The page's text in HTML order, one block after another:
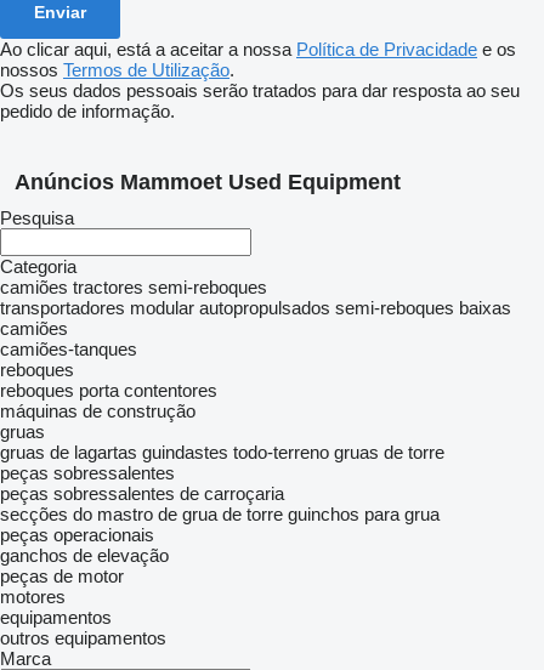
Ao clicar aqui, está a aceitar a nossa Política de Privacidade e os
nossos Termos de Utilização.
Os seus dados pessoais serão tratados para dar resposta ao seu
pedido de informação.
Anúncios Mammoet Used Equipment
Pesquisa
Categoria
camiões tractores semi-reboques
transportadores modular autopropulsados semi-reboques baixas
camiões
camiões-tanques
reboques
reboques porta contentores
máquinas de construção
gruas
gruas de lagartas guindastes todo-terreno gruas de torre
peças sobressalentes
peças sobressalentes de carroçaria
secções do mastro de grua de torre guinchos para grua
peças operacionais
ganchos de elevação
peças de motor
motores
equipamentos
outros equipamentos
Marca